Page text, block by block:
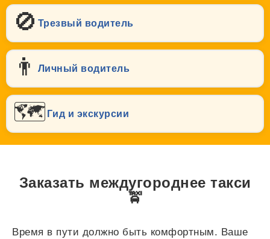
🚫 Трезвый водитель
👨 Личный водитель
🗺️ Гид и экскурсии
Заказать междугороднее такси
🚖
Время в пути должно быть комфортным. Ваше